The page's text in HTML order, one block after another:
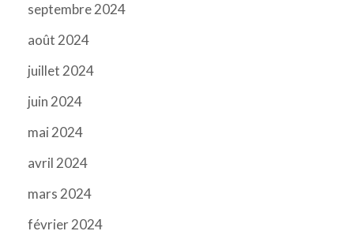
septembre 2024
août 2024
juillet 2024
juin 2024
mai 2024
avril 2024
mars 2024
février 2024